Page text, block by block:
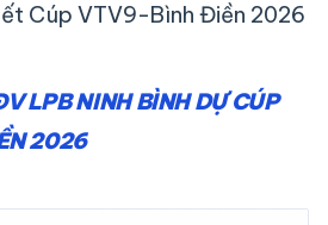
Cúp VTV9-Bình Điền 2026
LPB NINH BÌNH DỰ CÚP
2026